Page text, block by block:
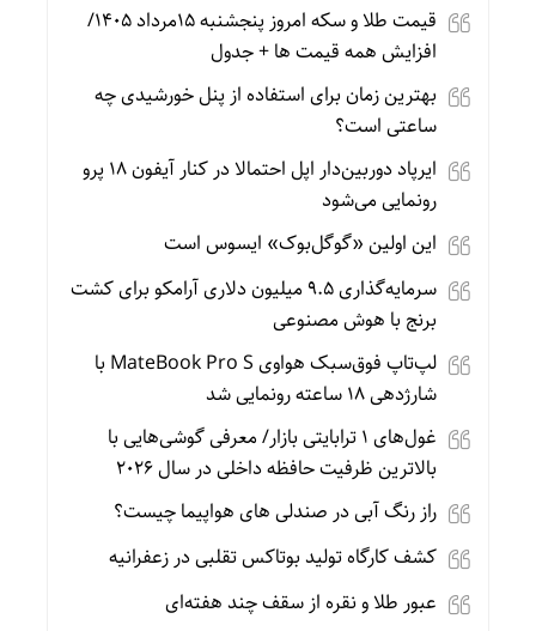
قیمت طلا و سکه امروز پنجشنبه 15مرداد 1405/
افزایش همه قیمت ها + جدول
بهترین زمان برای استفاده از پنل خورشیدی چه
ساعتی است؟
ایرپاد دوربین‌دار اپل احتمالا در کنار آیفون ۱۸ پرو
رونمایی می‌شود
این اولین «گوگل‌بوک» ایسوس است
سرمایه‌گذاری ۹.۵ میلیون دلاری آرامکو برای کشت
برنج با هوش مصنوعی
لپ‌تاپ فوق‌سبک هواوی MateBook Pro S با
شارژدهی ۱۸ ساعته رونمایی شد
غول‌های ۱ ترابایتی بازار/ معرفی گوشی‌هایی با
بالاترین ظرفیت حافظه داخلی در سال ۲۰۲۶
راز رنگ آبی در صندلی های هواپیما چیست؟
کشف کارگاه تولید بوتاکس تقلبی در زعفرانیه
عبور طلا و نقره از سقف چند هفته‌ای